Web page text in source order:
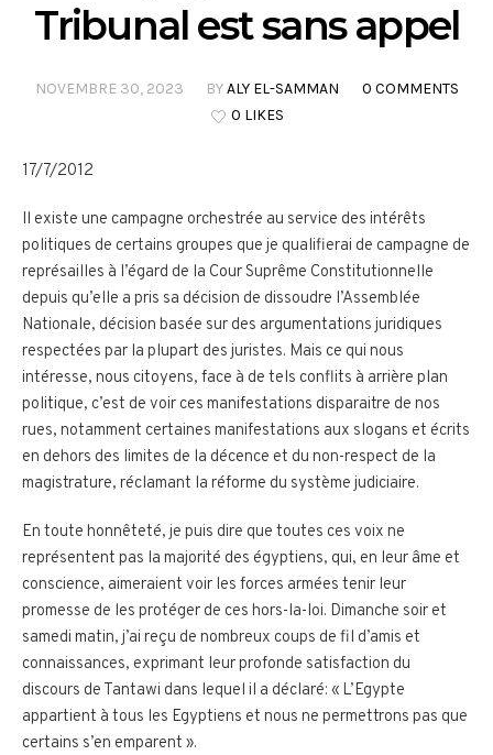
Tribunal est sans appel
NOVEMBRE 30, 2023 BYALY EL-SAMMAN
0 COMMENTS
0 LIKES
17/7/2012
Il existe une campagne orchestrée au service des intérêts
politiques de certains groupes que je qualifierai de campagne de
représailles à l’égard de la Cour Suprême Constitutionnelle
depuis qu’elle a pris sa décision de dissoudre l’Assemblée
Nationale, décision basée sur des argumentations juridiques
respectées par la plupart des juristes. Mais ce qui nous
intéresse, nous citoyens, face à de tels conflits à arrière plan
politique, c’est de voir ces manifestations disparaitre de nos
rues, notamment certaines manifestations aux slogans et écrits
en dehors des limites de la décence et du non-respect de la
magistrature, réclamant la réforme du système judiciaire.
En toute honnêteté, je puis dire que toutes ces voix ne
représentent pas la majorité des égyptiens, qui, en leur âme et
conscience, aimeraient voir les forces armées tenir leur
promesse de les protéger de ces hors-la-loi. Dimanche soir et
samedi matin, j’ai reçu de nombreux coups de fil d’amis et
connaissances, exprimant leur profonde satisfaction du
discours de Tantawi dans lequel il a déclaré: « L’Egypte
appartient à tous les Egyptiens et nous ne permettrons pas que
certains s’en emparent ».